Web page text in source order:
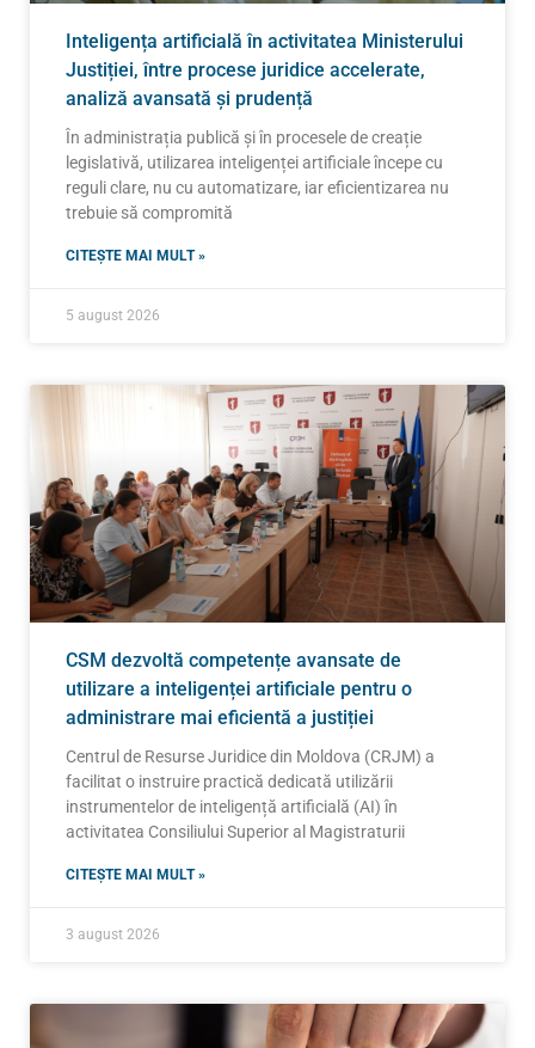
Inteligența artificială în activitatea Ministerului
Justiției, între procese juridice accelerate,
analiză avansată și prudență
În administrația publică și în procesele de creație
legislativă, utilizarea inteligenței artificiale începe cu
reguli clare, nu cu automatizare, iar eficientizarea nu
trebuie să compromită
CITEȘTE MAI MULT »
5 august 2026
CSM dezvoltă competențe avansate de
utilizare a inteligenței artificiale pentru o
administrare mai eficientă a justiției
Centrul de Resurse Juridice din Moldova (CRJM) a
facilitat o instruire practică dedicată utilizării
instrumentelor de inteligență artificială (AI) în
activitatea Consiliului Superior al Magistraturii
CITEȘTE MAI MULT »
3 august 2026